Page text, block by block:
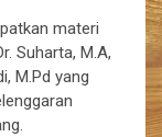
materi
Suharta, M.A,
M.Pd yang